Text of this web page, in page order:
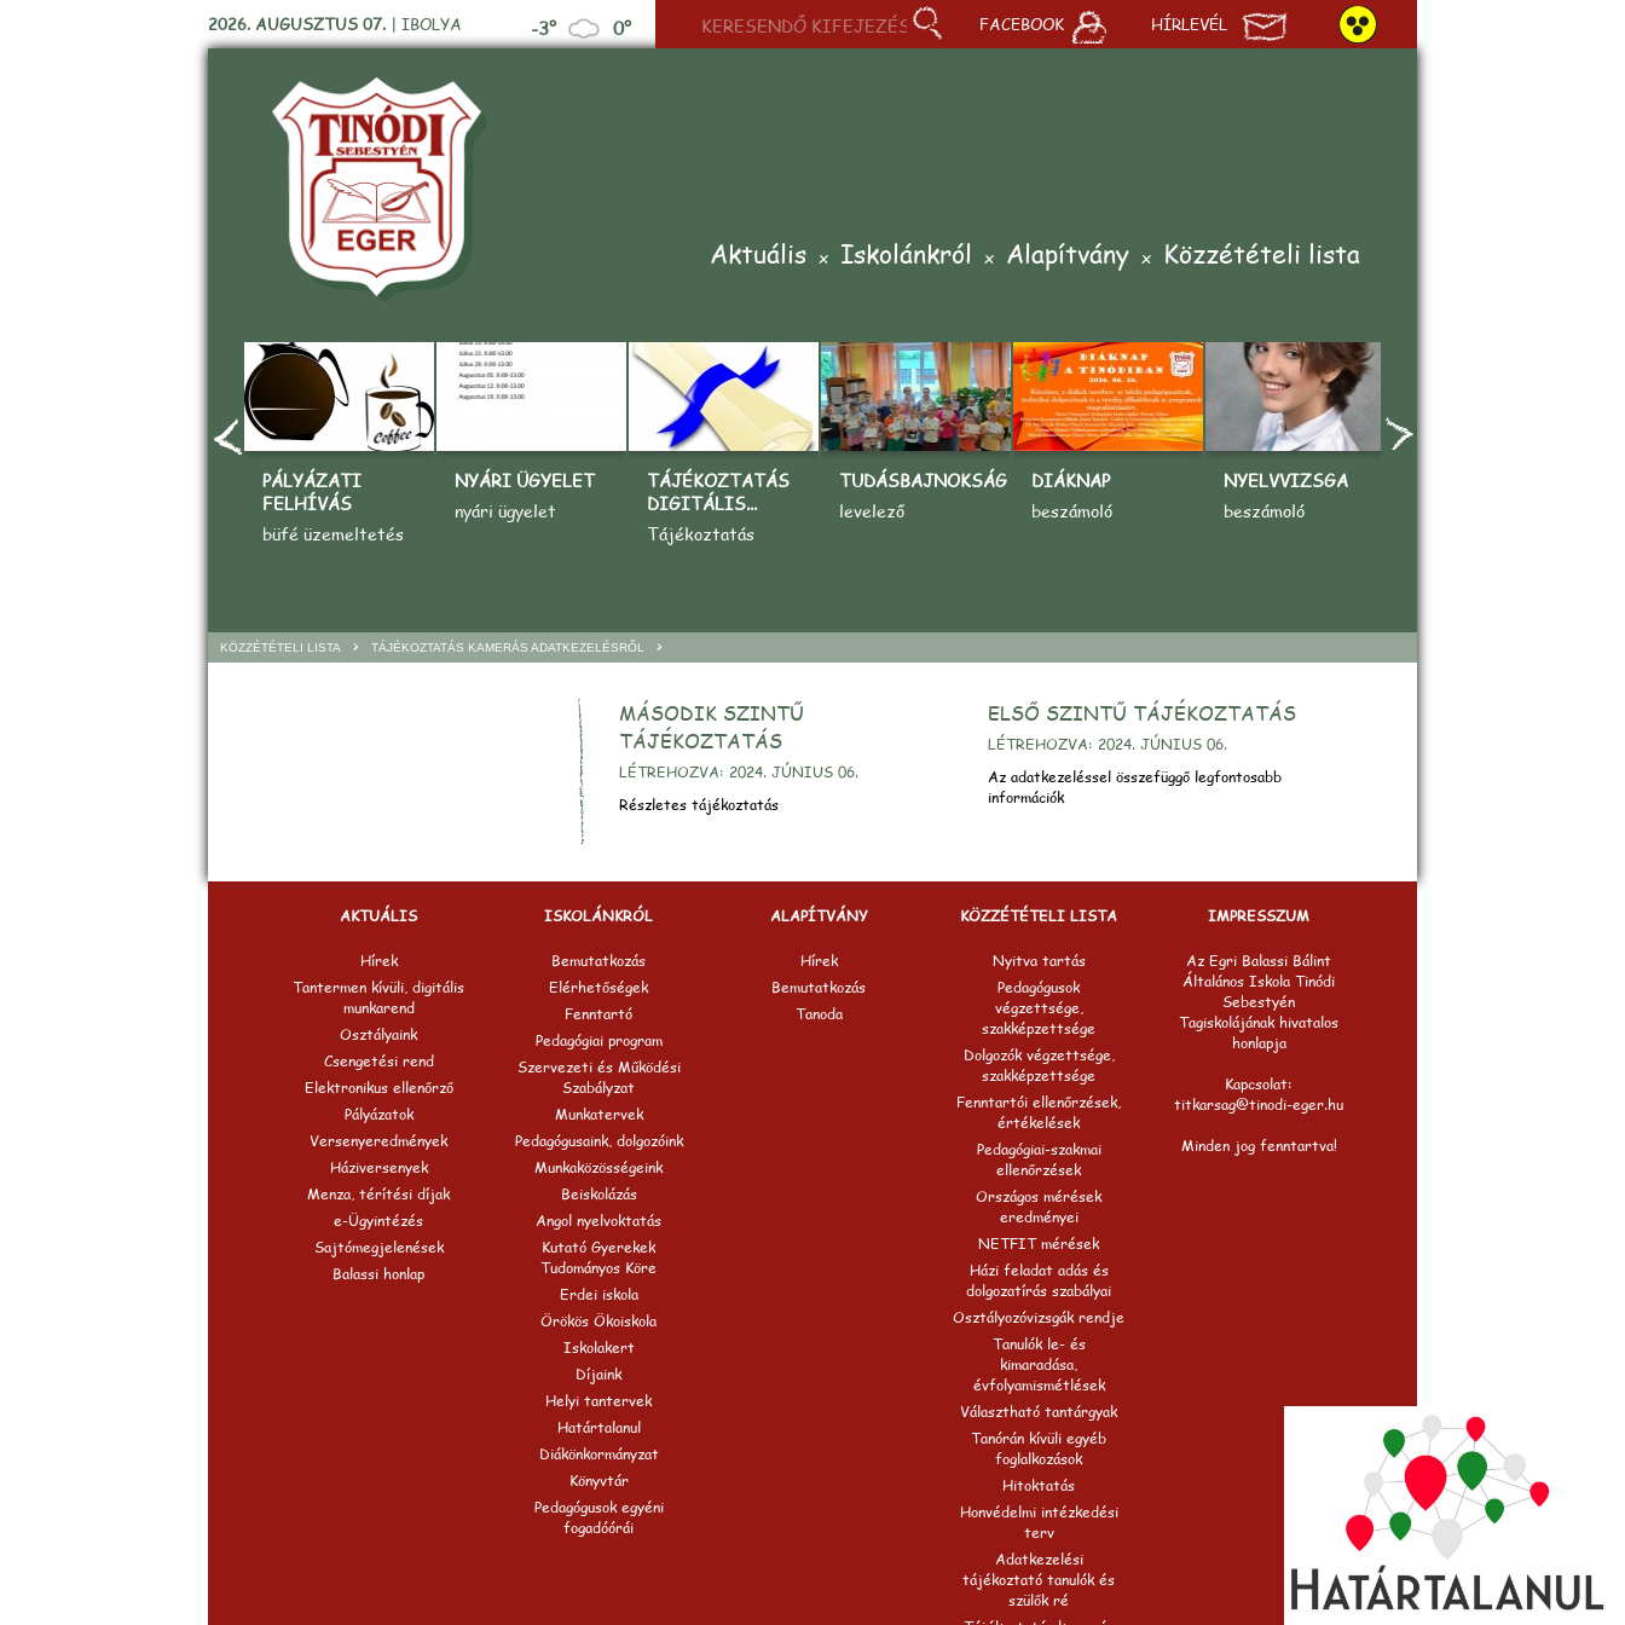
2026. AUGUSZTUS 07. | IBOLYA -3° 0° FACEBOOK HÍRLEVÉL
Aktuális Iskolánkról Alapítvány Közzétételi lista
PÁLYÁZATI
FELHÍVÁS
büfé üzemeltetés
NYÁRI ÜGYELET
nyári ügyelet
TÁJÉKOZTATÁS
DIGITÁLIS...
Tájékoztatás
TUDÁSBAJNOKSÁG
levelező
DIÁKNAP
beszámoló
NYELVVIZSGA
beszámoló
KÖZZÉTÉTELI LISTA > TÁJÉKOZTATÁS KAMERÁS ADATKEZELÉSRŐL >
MÁSODIK SZINTŰ
TÁJÉKOZTATÁS
LÉTREHOZVA: 2024. JÚNIUS 06.
Részletes tájékoztatás
ELSŐ SZINTŰ TÁJÉKOZTATÁS
LÉTREHOZVA: 2024. JÚNIUS 06.
Az adatkezeléssel összefüggő legfontosabb
információk
AKTUÁLIS
Hírek
Tantermen kívüli, digitális
munkarend
Osztályaink
Csengetési rend
Elektronikus ellenőrző
Pályázatok
Versenyeredmények
Háziversenyek
Menza, térítési díjak
e-Ügyintézés
Sajtómegjelenések
Balassi honlap
ISKOLÁNKRÓL
Bemutatkozás
Elérhetőségek
Fenntartó
Pedagógiai program
Szervezeti és Működési
Szabályzat
Munkatervek
Pedagógusaink, dolgozóink
Munkaközösségeink
Beiskolázás
Angol nyelvoktatás
Kutató Gyerekek
Tudományos Köre
Erdei iskola
Örökös Ökoiskola
Iskolakert
Díjaink
Helyi tantervek
Határtalanul
Diákönkormányzat
Könyvtár
Pedagógusok egyéni
fogadóórái
ALAPÍTVÁNY
Hírek
Bemutatkozás
Tanoda
KÖZZÉTÉTELI LISTA
Nyitva tartás
Pedagógusok
végzettsége,
szakképzettsége
Dolgozók végzettsége,
szakképzettsége
Fenntartói ellenőrzések,
értékelések
Pedagógiai-szakmai
ellenőrzések
Országos mérések
eredményei
NETFIT mérések
Házi feladat adás és
dolgozatírás szabályai
Osztályozóvizsgák rendje
Tanulók le- és
kimaradása,
évfolyamismétlések
Választható tantárgyak
Tanórán kívüli egyéb
foglalkozások
Hitoktatás
Honvédelmi intézkedési
terv
Adatkezelési
tájékoztató tanulók és
szülők ré
IMPRESSZUM
Az Egri Balassi Bálint
Általános Iskola Tinódi
Sebestyén
Tagiskolájának hivatalos
honlapja
Kapcsolat:
titkarsag@tinodi-eger.hu
Minden jog fenntartva!